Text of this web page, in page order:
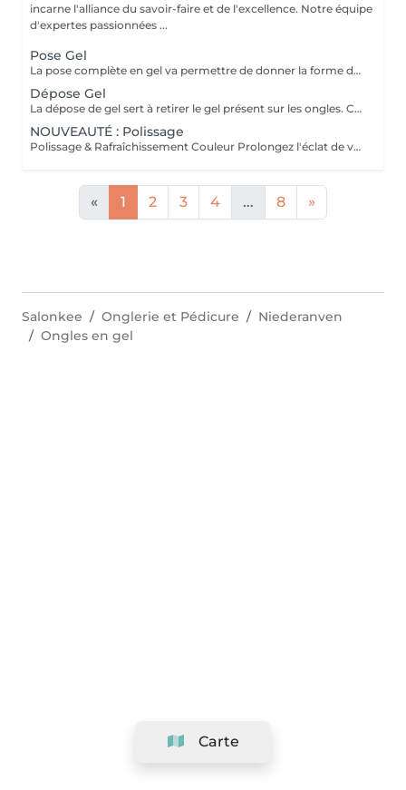
incarne l'alliance du savoir-faire et de l'excellence. Notre équipe
d'expertes passionnées ...
Pose Gel
La pose complète en gel va permettre de donner la forme désirée en rallongeant (ou pas) les ongles (préalablement préparés) soit par la technique du chablon (rallongement au gel) soit par les capsules. Ensuite vient la pose du gel qui sera façonné et enfin la pose de la couleur ou de la French.
Dépose Gel
La dépose de gel sert à retirer le gel présent sur les ongles. Cette prestation comprend uniquement le ponçage du gel et le raccourcissement des ongles.
NOUVEAUTÉ : Polissage
Polissage & Rafraîchissement Couleur Prolongez l'éclat de votre pose en toute simplicité. Après une pose complète ou un remplissage, profitez de ce service rapide qui permet de rafraîchir vos ongles sans recommencer une prestation complète. Nous préparons délicatement la surface existante, lissons la repousse et appliquons la couleur de votre choix pour un effet propre et soigné. Idéal entre deux remplissages, ce rendez-vous express vous offre des ongles impeccables et la liberté de changer de teinte selon vos envies.
« 1 2 3 4 ... 8 »
Carte
Salonkee Onglerie et Pédicure
Niederanven
Ongles en gel